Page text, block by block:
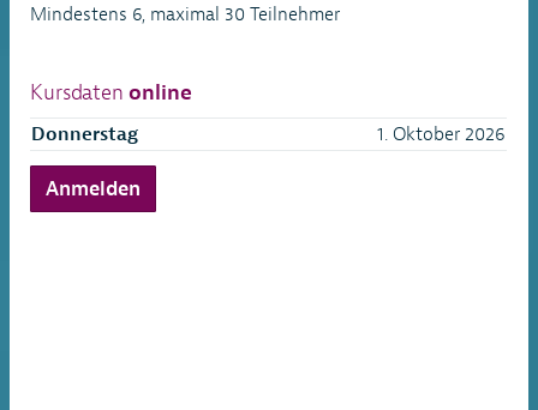
Mindestens 6, maximal 30 Teilnehmer
Kursdatenonline
Donnerstag 1. Oktober 2026
Anmelden